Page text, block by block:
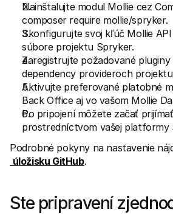
Nainštalujte modul Mollie cez
composer require mollie/spryker.
Skonfigurujte svoj kľúč Mollie
súbore projektu Spryker.
Zaregistrujte požadované
dependency provideroch
Aktivujte preferované platobné
Back Office aj vo vašom Mollie
Po pripojení môžete začať
prostredníctvom vašej platformy
Podrobné pokyny na nastavenie
úložisku GitHub.
Ste pripravení